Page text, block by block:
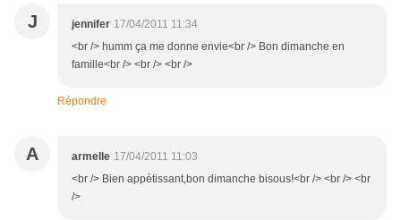
J jennifer 17/04/2011 11:34
<br /> humm ça me donne envie<br /> Bon dimanche en
famille<br /> <br /> <br />
Répondre
A armelle 17/04/2011 11:03
<br /> Bien appétissant,bon dimanche bisous!<br /> <br /> <br
/>